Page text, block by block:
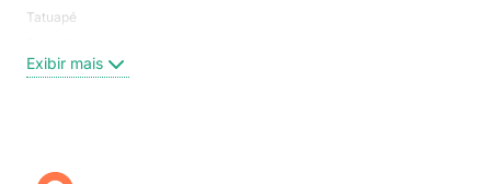
Tatuapé
Centro
Campo Belo
Exibir mais